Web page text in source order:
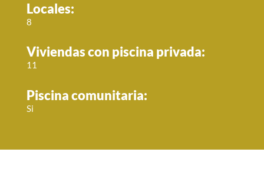
Locales:
8
Viviendas con piscina privada:
11
Piscina comunitaria:
Si